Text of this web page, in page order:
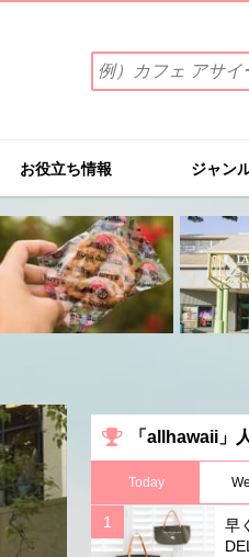
索
ワ
を
入
力
(例）
カ
フ
ェ
イ
ー
お役立ち情報 ジャン
「allhawaii」
Today
早